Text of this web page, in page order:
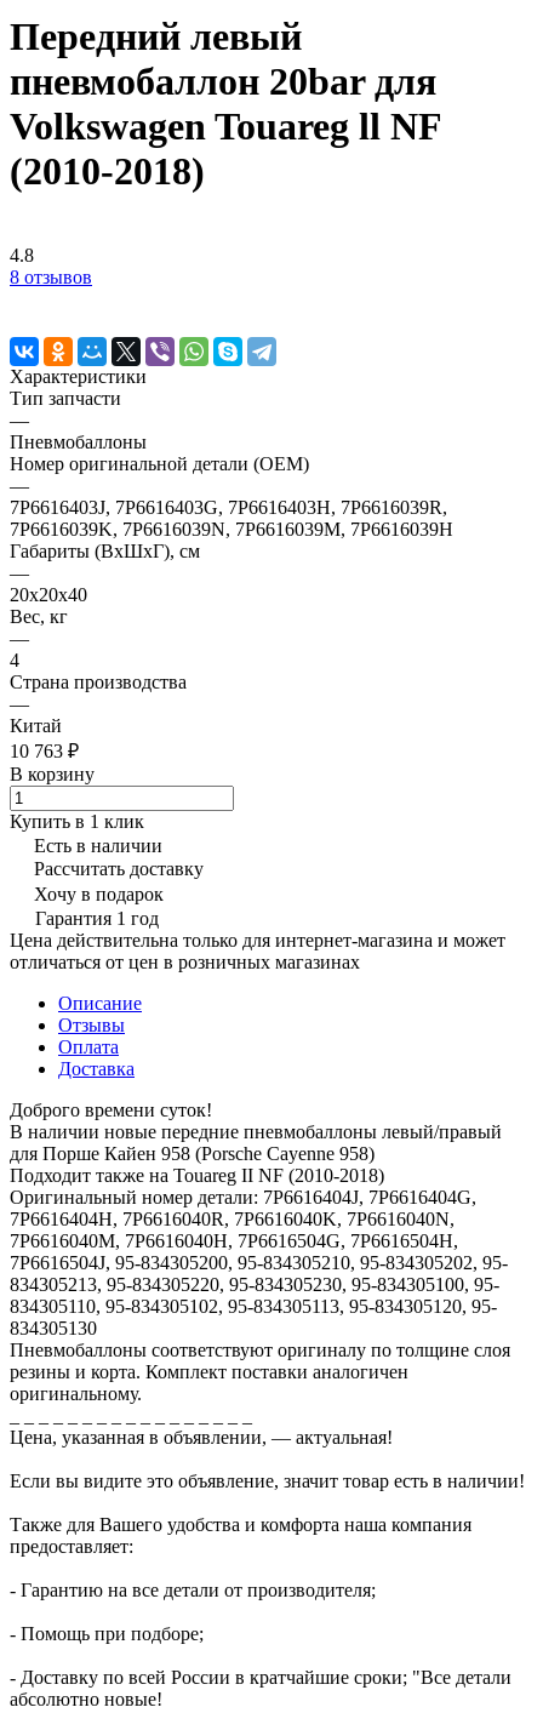
Передний левый
пневмобаллон 20bar для
Volkswagen Touareg ll NF
(2010-2018)
4.8
8 отзывов
Характеристики
Тип запчасти
—
Пневмобаллоны
Номер оригинальной детали (OEM)
—
7P6616403J, 7P6616403G, 7P6616403H, 7P6616039R,
7P6616039K, 7P6616039N, 7P6616039M, 7P6616039H
Габариты (ВхШхГ), см
—
20x20x40
Вес, кг
—
4
Страна производства
—
Китай
10 763 ₽
В корзину
Купить в 1 клик
Есть в наличии
Рассчитать доставку
Хочу в подарок
Гарантия 1 год
Цена действительна только для интернет-магазина и может
отличаться от цен в розничных магазинах
Описание
Отзывы
Оплата
Доставка
Доброго времени суток!
В наличии новые передние пневмобаллоны левый/правый
для Порше Кайен 958 (Porsche Cayenne 958)
Подходит также на Touareg II NF (2010-2018)
Оригинальный номер детали: 7P6616404J, 7P6616404G,
7P6616404H, 7P6616040R, 7P6616040K, 7P6616040N,
7P6616040M, 7P6616040H, 7P6616504G, 7P6616504H,
7P6616504J, 95-834305200, 95-834305210, 95-834305202, 95-
834305213, 95-834305220, 95-834305230, 95-834305100, 95-
834305110, 95-834305102, 95-834305113, 95-834305120, 95-
834305130
Пневмобаллоны соответствуют оригиналу по толщине слоя
резины и корта. Комплект поставки аналогичен
оригинальному.
Цена, указанная в объявлении, — актуальная!
Если вы видите это объявление, значит товар есть в наличии!
Также для Вашего удобства и комфорта наша компания
предоставляет:
- Гарантию на все детали от производителя;
- Помощь при подборе;
- Доставку по всей России в кратчайшие сроки; "Все детали
абсолютно новые!